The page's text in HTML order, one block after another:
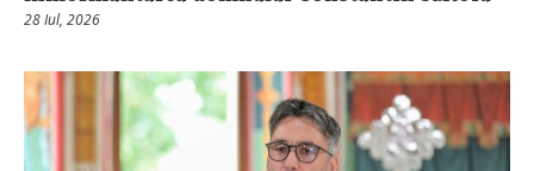
28 Iul, 2026